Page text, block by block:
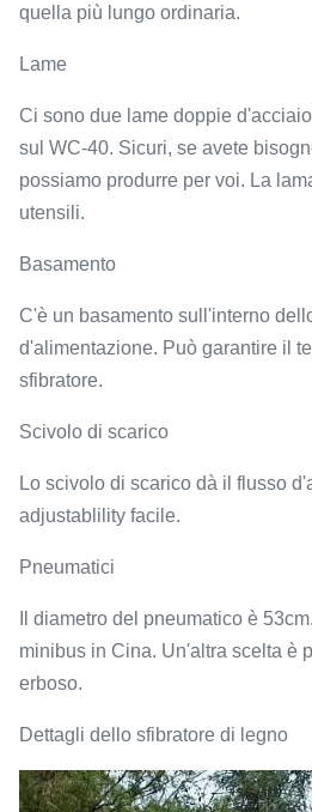
quella più lungo ordinaria.
Lame
Ci sono due lame doppie
sul WC-40. Sicuri, se avete
possiamo produrre per voi. La
utensili.
Basamento
C'è un basamento sull'interno
d'alimentazione. Può garantire il
sfibratore.
Scivolo di scarico
Lo scivolo di scarico dà il flusso
adjustablility facile.
Pneumatici
Il diametro del pneumatico è
minibus in Cina. Un'altra scelta è
erboso.
Dettagli dello sfibratore di legno